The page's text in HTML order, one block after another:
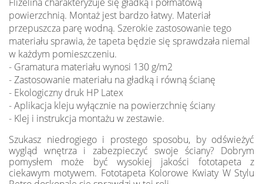
powierzchnią. Montaż jest bardzo łatwy. Materiał
przepuszcza parę wodną. Szerokie zastosowanie tego
materiału sprawia, że tapeta będzie się sprawdzała niemal
w każdym pomieszczeniu.
- Gramatura materiału wynosi 130 g/m2
- Zastosowanie materiału na gładką i równą ścianę
- Ekologiczny druk HP Latex
- Aplikacja kleju wyłącznie na powierzchnię ściany
- Klej i instrukcja montażu w zestawie.
Szukasz niedrogiego i prostego sposobu, by odświeżyć
wygląd wnętrza i zabezpieczyć swoje ściany? Dobrym
pomysłem może być wysokiej jakości fototapeta z
ciekawym motywem. Fototapeta Kolorowe Kwiaty W Stylu